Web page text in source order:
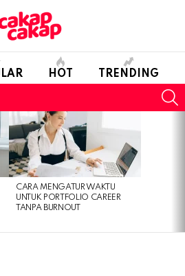
HOT TRENDING
CARA MENGATUR WAKTU
UNTUK PORTFOLIO CAREER
TANPA BURNOUT